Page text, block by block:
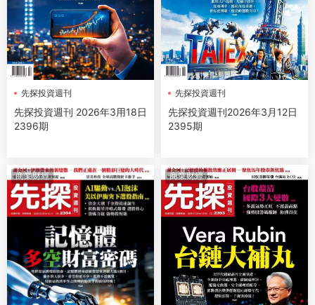
先探投資週刊
先探投資週刊 2026年3用18日
2396期
先探投資週刊
先探投資週刊2026年3月12日
2395期
商業财經 商業财經